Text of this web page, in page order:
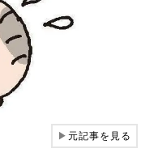
▶元記事を見る